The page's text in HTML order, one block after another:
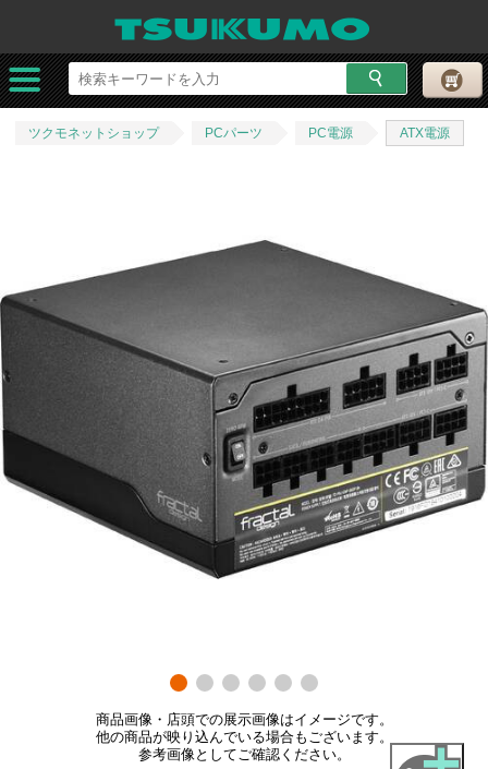
ツクモネットショップ PCパーツ PC電源 ATX電源
商品画像・店頭での展示画像はイメージです。
他の商品が映り込んでいる場合もございます。
参考画像としてご確認ください。